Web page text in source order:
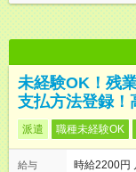
未経験OK！残
支払方法登録！
派遣 職種未経験OK
給与
時給2200円